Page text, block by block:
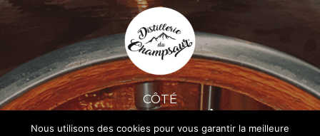
CÔTÉ
Nous utilisons des cookies pour vous garantir la meilleure